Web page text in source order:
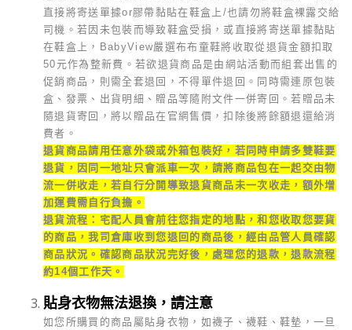
直接將寄送單據or膠帶黏貼在鞋盒上/也請勿將鞋盒裸露交給
司機。若因未包裝而導致鞋盒受損，或直接將寄送單據黏貼
在鞋盒上，BabyView嚴選布布童鞋將收取從退貨金額扣取
50元作為整新費。若欲退貨商品是由網站活動而組套出售的
促銷商品，則需全套退回，不得單件退回。同時需連原包裝
盒、發票、出貨明細、贈品等隨附文件一併寄回。若贈品未
隨退貨寄回，將以贈品在官網售價，扣除後將餘額退還給消
費者。
退貨商品請用任意外袋或外箱包裝好，若同時申請多雙鞋要
退貨，因同一地址只會派車一次，請將商品包在一起交由物
流一併收走，若自行分開導致退貨商品未一次收走，額外增
加運費需自行負擔。
退貨流程：宅配人員會前往您指定的地點，和您收取您要貨
的商品，我司倉庫收到您退回的商品後，經由品管人員確認
商品狀況。確認商品狀況完好後，處理您的退款，退款流程
約14個工作天。
貼身衣物無法退換，請注意
如您所購買的商品屬貼身衣物，如襪子、襪鞋、鞋墊，一旦